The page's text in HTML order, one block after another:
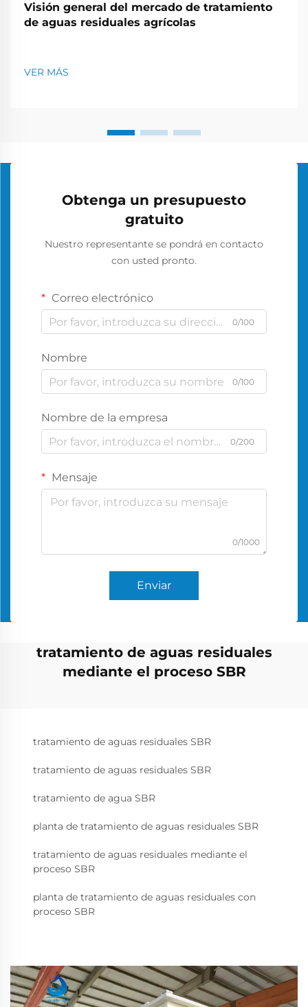
Visión general del mercado de tratamiento
de aguas residuales agrícolas
VER MÁS
Obtenga un presupuesto
gratuito
Nuestro representante se pondrá en contacto
con usted pronto.
Correo electrónico
0/100
Nombre
0/100
Nombre de la empresa
0/200
Mensaje
0/1000
Enviar
tratamiento de aguas residuales
mediante el proceso SBR
tratamiento de aguas residuales SBR
tratamiento de aguas residuales SBR
tratamiento de agua SBR
planta de tratamiento de aguas residuales SBR
tratamiento de aguas residuales mediante el
proceso SBR
planta de tratamiento de aguas residuales con
proceso SBR